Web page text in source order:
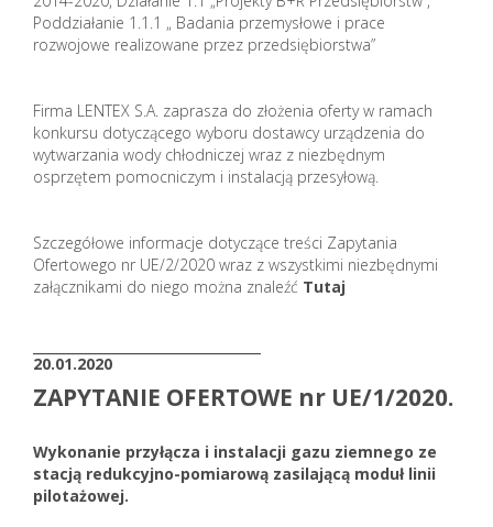
Poddziałanie 1.1.1 „ Badania przemysłowe i prace
rozwojowe realizowane przez przedsiębiorstwa”
Firma LENTEX S.A. zaprasza do złożenia oferty w ramach
konkursu dotyczącego wyboru dostawcy urządzenia do
wytwarzania wody chłodniczej wraz z niezbędnym
osprzętem pomocniczym i instalacją przesyłową.
Szczegółowe informacje dotyczące treści Zapytania
Ofertowego nr UE/2/2020 wraz z wszystkimi niezbędnymi
załącznikami do niego można znaleźć Tutaj
20.01.2020
ZAPYTANIE OFERTOWE nr UE/1/2020.
Wykonanie przyłącza i instalacji gazu ziemnego ze
stacją redukcyjno-pomiarową zasilającą moduł linii
pilotażowej.